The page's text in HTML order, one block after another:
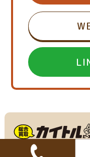
家具・家電の買取